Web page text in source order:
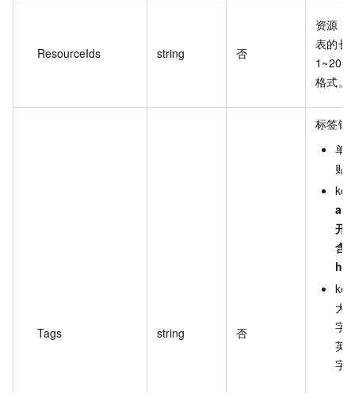
ResourceIds string 否
资源
表的长
1~20
格式。
Tags string 否
标签键
单
贴
开
含
大
字
英
字